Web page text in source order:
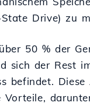
Drive) zu
50 % der
sich der Rest
befindet. Diese
Vorteile,